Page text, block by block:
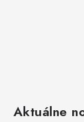
Aktuálne